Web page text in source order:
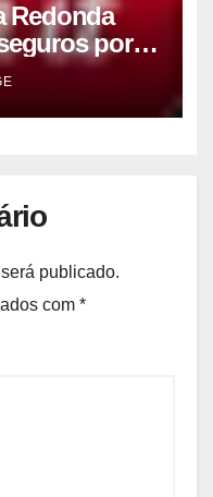
Redonda
por
(9)
publicado.
com *